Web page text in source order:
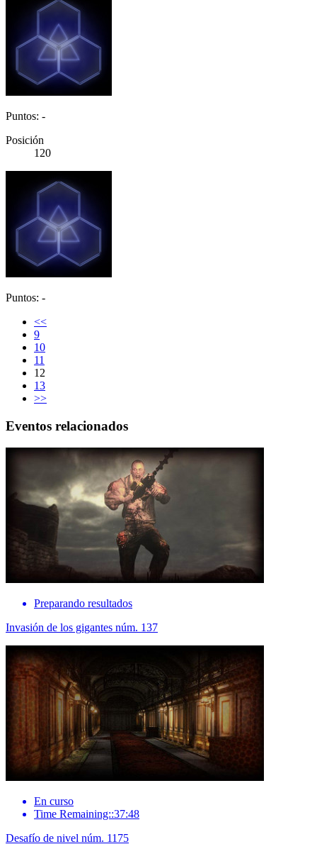
Puntos: -
Posición
120
Puntos: -
<<
9
10
11
12
13
>>
Eventos relacionados
Preparando resultados
Invasión de los gigantes núm. 137
En curso
Time Remaining::37:48
Desafío de nivel núm. 1175